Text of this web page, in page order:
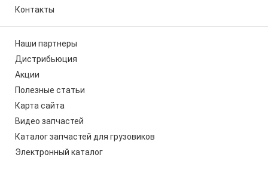
Контакты
Наши партнеры
Дистрибьюция
Акции
Полезные статьи
Карта сайта
Видео запчастей
Каталог запчастей для грузовиков
Электронный каталог